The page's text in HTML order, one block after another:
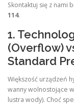
Skontaktuj się z
114.
1.
(Overflow)
Standard
Większość urządzeń
wanny wolnostojące
lustra wody). Choć